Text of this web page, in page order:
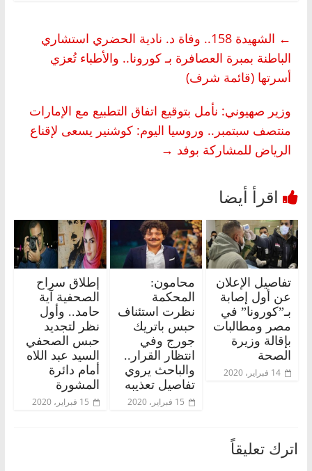
←
الشهيدة 158.. وفاة د. نادية الحضري استشاري
الباطنة بمبرة العصافرة بـ كورونا.. والأطباء تُعزي
أسرتها (قائمة شرف)
وزير صهيوني: نأمل بتوقيع اتفاق التطبيع مع الإمارات
منتصف سبتمبر.. وروسيا اليوم: كوشنير يسعى لإقناع
الرياض للمشاركة بوفد →
تفاصيل الإعلان
عن أول إصابة
بـ”كورونا” في
مصر ومطالبات
بإقالة وزيرة
الصحة
14 فبراير، 2020
محامون:
المحكمة
نظرت استئناف
حبس باتريك
جورج وفي
انتظار القرار..
والباحث يروي
تفاصيل تعذيبه
15 فبراير، 2020
إطلاق سراح
الصحفية آية
حامد.. وأول
نظر لتجديد
حبس الصحفي
السيد عبد اللاه
أمام دائرة
المشورة
15 فبراير، 2020
اترك تعليقاً